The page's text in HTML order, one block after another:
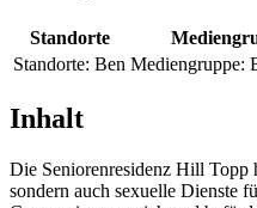
Standorte
Standorte: Ben Mediengruppe:
Inhalt
Die Seniorenresidenz Hill Topp
sondern auch sexuelle Dienste